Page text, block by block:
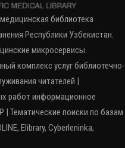
библиотека
Республики Узбекистан.
микросервисы.
комплекс услуг библиотечно-
читателей |
работ информационное
| Тематические поиски по базам
Elibrary, Cyberleninka,